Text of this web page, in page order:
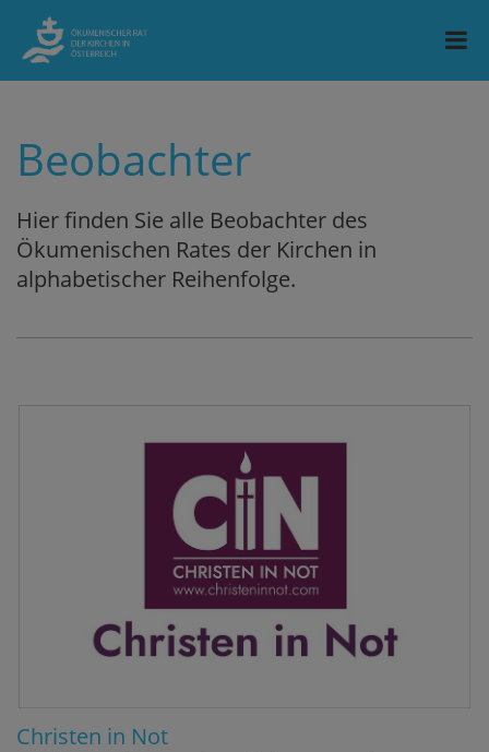
Beobachter
Hier finden Sie alle Beobachter des
Ökumenischen Rates der Kirchen in
alphabetischer Reihenfolge.
Christen in Not